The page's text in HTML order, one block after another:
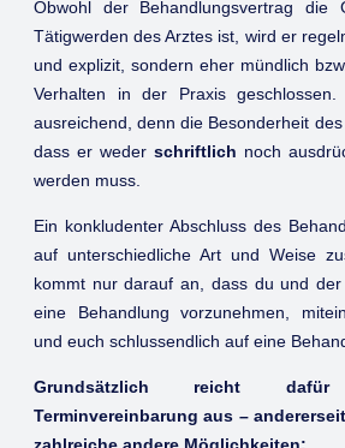
Obwohl der Behandlungsvertrag die
Tätigwerden des Arztes ist, wird er
und explizit, sondern eher mündlich
Verhalten in der Praxis
ausreichend, denn die Besonderheit des
dass er weder schriftlich noch
werden muss.
Ein konkludenter Abschluss des
auf unterschiedliche Art und Weise
kommt nur darauf an, dass du und der
eine Behandlung vorzunehmen,
und euch schlussendlich auf eine
Grundsätzlich reicht
Terminvereinbarung aus –
zahlreiche andere Möglichkeiten: